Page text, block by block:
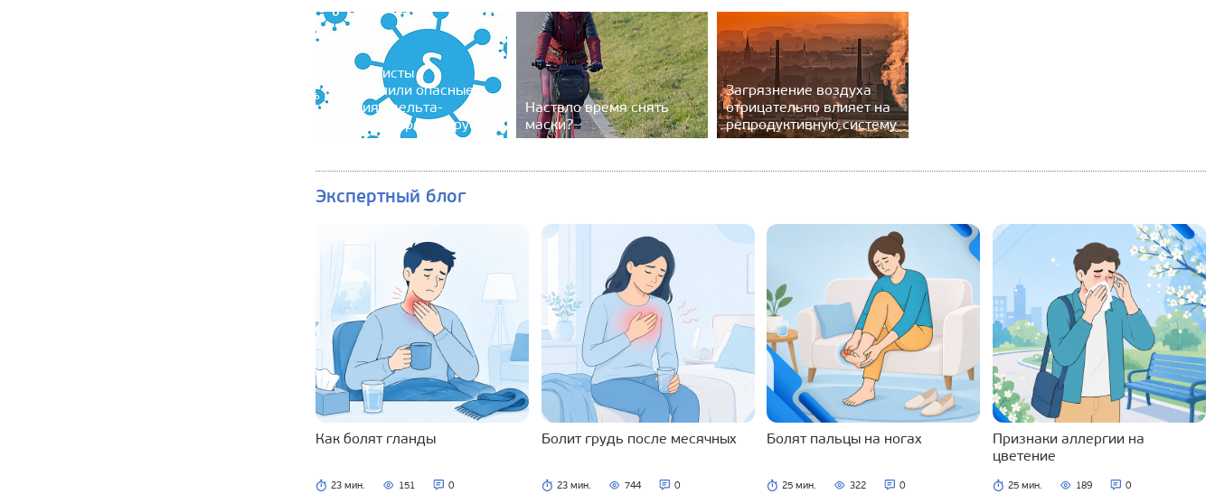
Специалисты
перечислили опасные
отличия «дельта-
штамма» коронавируса
Настало время снять
маски?
Загрязнение воздуха
отрицательно влияет на
репродуктивную систему
Экспертный блог
Как болят гланды
23 мин. 151 0
Болит грудь после месячных
23 мин. 744 0
Болят пальцы на ногах
25 мин. 322 0
Признаки аллергии на
цветение
25 мин. 189 0